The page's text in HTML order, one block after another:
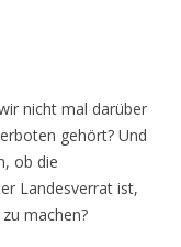
nicht mal darüber
gehört? Und
ob die
Landesverrat ist,
machen?